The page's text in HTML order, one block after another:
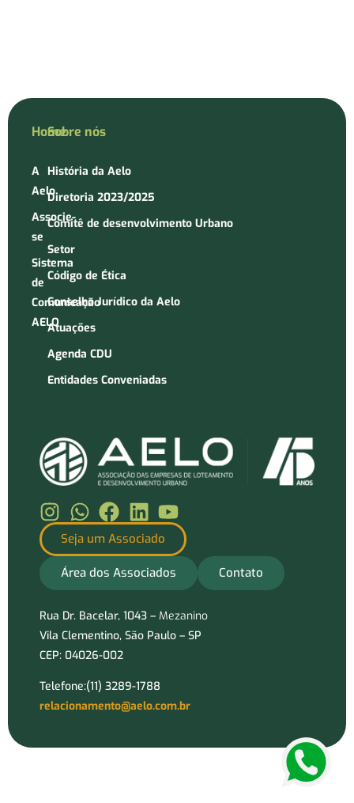
Home
A
Aelo
Associe-
se
Sistema
de
Comunicação
AELO
Sobre nós
História da Aelo
Diretoria 2023/2025
Comitê de desenvolvimento Urbano
Setor
Código de Ética
Conselho Jurídico da Aelo
Atuações
Agenda CDU
Entidades Conveniadas
Seja um Associado
Área dos Associados Contato
Rua Dr. Bacelar, 1043 – Mezanino
Vila Clementino, São Paulo – SP
CEP: 04026-002
Telefone:(11) 3289-1788
relacionamento@aelo.com.br